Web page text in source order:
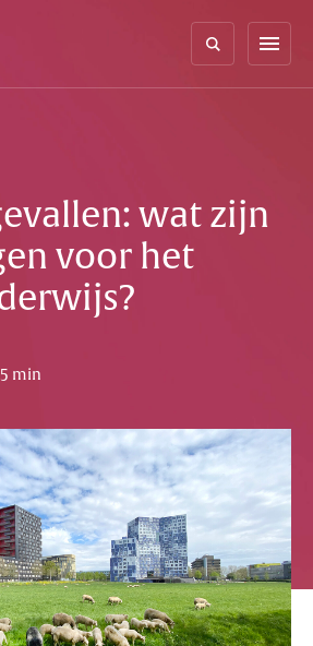
menu
wat zijn
voor het
min